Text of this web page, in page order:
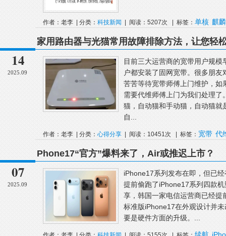
作者：老李 | 分类： 科技新闻 | 阅读：5207次 | 标签： 单核 麒麟
14
2025.09
家用路由器与光猫常用故障排除方法，让您轻
目前三大运营商的宽带用户规
户都安装了固网宽带。很多朋
苦苦等待宽带师傅上门维护，
需要代维师傅上门为我们处理
猫，自动猫和手动猫，自动猫
自...
作者：老李 | 分类： 心得分享 | 阅读：10451次 | 标签： 宽带 代
07
2025.09
Phone17“官方”爆料来了，Air或推迟上市？
iPhone17系列发布在即，但已
提前偷跑了iPhone17系列四款
享，韩国一家电信运营商已经提
标准版iPhone17在外观设计并
要是硬件方面的升级。...